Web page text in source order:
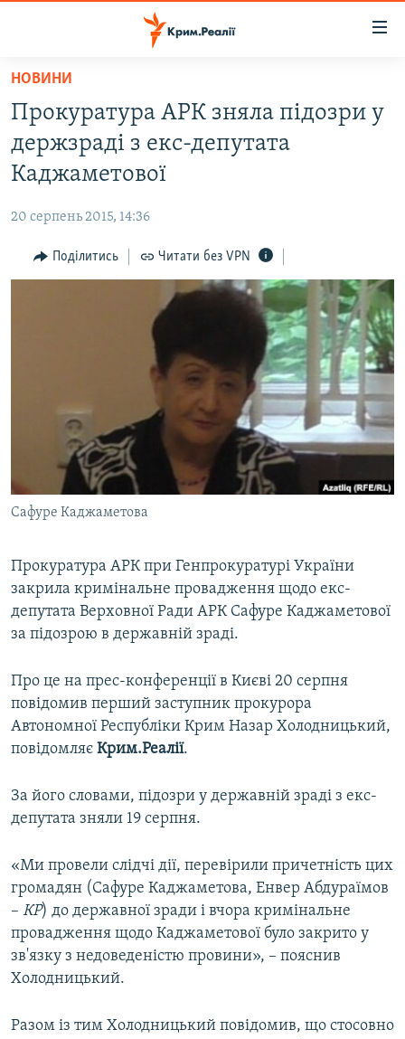
Перейти
основного
матеріалу
Перейти
до
основної
навігації
Перейти
до
ВОДА.КРИМ
ВІДЕО ТА ФОТО
БЛОГИ
ПОГЛЯД
ВІДЕОУРОКИ «ELIFBE»
СВІДЧЕННЯ ОКУПАЦІЇ
УКРАЇНСЬКА ПРОБЛЕМА КРИМУ
ІНФОГРАФІКА
ЯК ОБІЙТИ БЛОКУВАННЯ
Русский
Qırımtatar
ДОЛУЧАЙСЯ!
Усі сайти RFE/RL
НОВИНИ
Прокуратура АРК зняла підозри у
держзраді з екс-депутата
Каджаметової
20 серпень 2015, 14:36
Поділитись Читати без VPN
Сафуре Каджаметова
Прокуратура АРК при Генпрокуратурі України
закрила кримінальне провадження щодо екс-
депутата Верховної Ради АРК Сафуре Каджаметової
за підозрою в державній зраді.
Про це на прес-конференції в Києві 20 серпня
повідомив перший заступник прокурора
Автономної Республіки Крим Назар Холодницький,
повідомляє Крим.Реалії.
За його словами, підозри у державній зраді з екс-
депутата зняли 19 серпня.
«Ми провели слідчі дії, перевірили причетність цих
громадян (Сафуре Каджаметова, Енвер Абдураїмов
– КР) до державної зради і вчора кримінальне
провадження щодо Каджаметової було закрито у
зв'язку з недоведеністю провини», – пояснив
Холодницький.
Разом із тим Холодницький повідомив, що стосовно